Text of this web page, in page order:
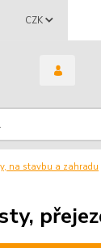
CZK
na stavbu a zahradu